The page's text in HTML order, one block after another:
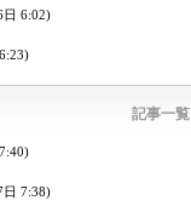
日 6:02)
記事一覧
日 7:38)